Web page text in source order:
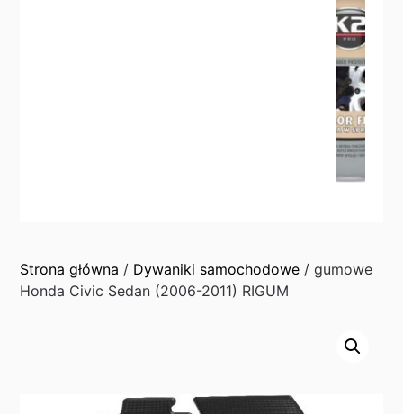
Strona główna / Dywaniki samochodowe / gumowe
Honda Civic Sedan (2006-2011) RIGUM